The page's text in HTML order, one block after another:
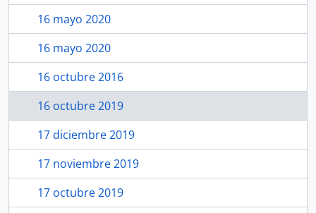
16 mayo 2020
16 mayo 2020
16 octubre 2016
16 octubre 2019
17 diciembre 2019
17 noviembre 2019
17 octubre 2019